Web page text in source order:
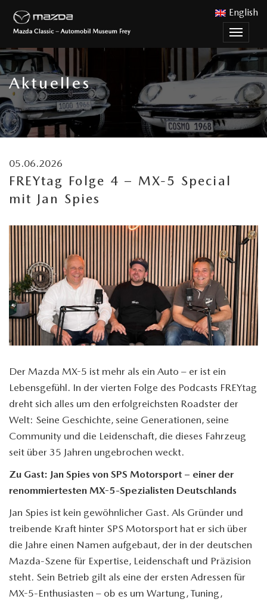
Menu
nutzen
English
Aktuelles
05.06.2026
FREYtag Folge 4 – MX-5 Special
mit Jan Spies
Der Mazda MX-5 ist mehr als ein Auto – er ist ein
Lebensgefühl. In der vierten Folge des Podcasts FREYtag
dreht sich alles um den erfolgreichsten Roadster der
Welt: Seine Geschichte, seine Generationen, seine
Community und die Leidenschaft, die dieses Fahrzeug
seit über 35 Jahren ungebrochen weckt.
Zu Gast: Jan Spies von SPS Motorsport – einer der
renommiertesten MX-5-Spezialisten Deutschlands
Jan Spies ist kein gewöhnlicher Gast. Als Gründer und
treibende Kraft hinter SPS Motorsport hat er sich über
die Jahre einen Namen aufgebaut, der in der deutschen
Mazda-Szene für Expertise, Leidenschaft und Präzision
steht. Sein Betrieb gilt als eine der ersten Adressen für
MX-5-Enthusiasten – ob es um Wartung, Tuning,